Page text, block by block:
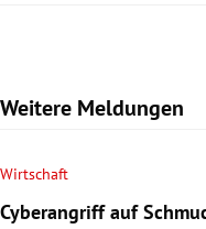
Weitere Meldungen
Wirtschaft
Cyberangriff auf